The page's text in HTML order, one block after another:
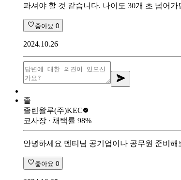
파셔야 할 것 같습니다. 나이도 30개 초 넘어
좋아요 0
2024.10.26
졸
졸린왈루(주)KEC
코사장 ∙ 채택률 98%
안녕하세요 멘티님 공기업이나 공무원 준비
좋아요 0